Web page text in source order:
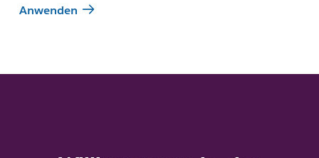
Anwenden